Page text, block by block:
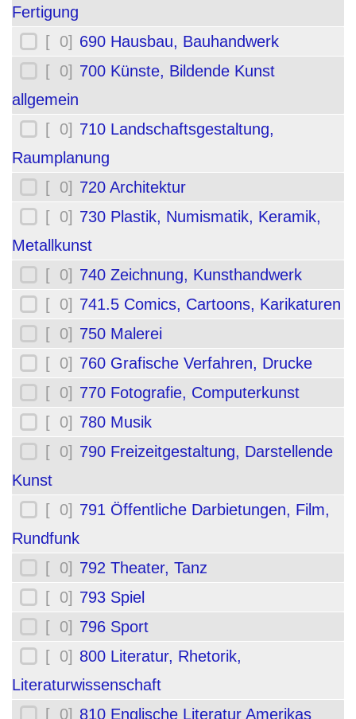
Fertigung
[ 0] 690 Hausbau, Bauhandwerk
[ 0] 700 Künste, Bildende Kunst
allgemein
[ 0] 710 Landschaftsgestaltung,
Raumplanung
[ 0] 720 Architektur
[ 0] 730 Plastik, Numismatik, Keramik,
Metallkunst
[ 0] 740 Zeichnung, Kunsthandwerk
[ 0] 741.5 Comics, Cartoons, Karikaturen
[ 0] 750 Malerei
[ 0] 760 Grafische Verfahren, Drucke
[ 0] 770 Fotografie, Computerkunst
[ 0] 780 Musik
[ 0] 790 Freizeitgestaltung, Darstellende
Kunst
[ 0] 791 Öffentliche Darbietungen, Film,
Rundfunk
[ 0] 792 Theater, Tanz
[ 0] 793 Spiel
[ 0] 796 Sport
[ 0] 800 Literatur, Rhetorik,
Literaturwissenschaft
[ 0] 810 Englische Literatur Amerikas